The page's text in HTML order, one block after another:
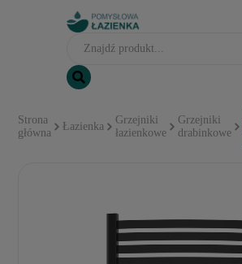
Strona
główna
Łazienka
Grzejniki
łazienkowe
Grzejniki
drabinkowe